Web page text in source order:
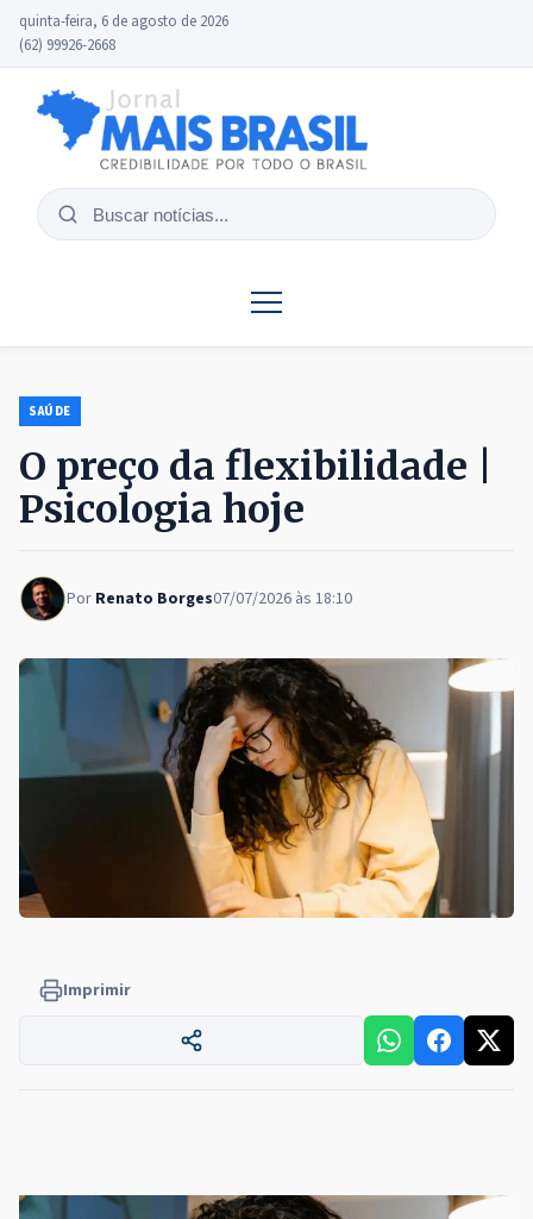
quinta-feira, 6 de agosto de 2026
(62) 99926-2668
Buscar
SAÚDE
O preço da flexibilidade |
Psicologia hoje
Por Renato Borges07/07/2026 às 18:10
Imprimir